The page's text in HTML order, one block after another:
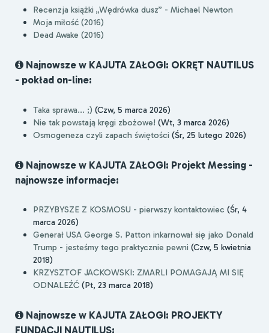
Recenzja książki „Wędrówka dusz” - Michael Newton
Moja miłość (2016)
Dead Awake (2016)
Najnowsze w KAJUTA ZAŁOGI: OKRĘT NAUTILUS
- pokład on-line:
Taka sprawa... ;) (Czw, 5 marca 2026)
Nie tak powstają kręgi zbożowe! (Wt, 3 marca 2026)
Osmogeneza czyli zapach świętości (Śr, 25 lutego 2026)
Najnowsze w KAJUTA ZAŁOGI: Projekt Messing -
najnowsze informacje:
PRZYBYSZE Z KOSMOSU - pierwszy kontaktowiec (Śr, 4
marca 2026)
Generał USA George S. Patton inkarnował się jako Donald
Trump - jesteśmy tego praktycznie pewni (Czw, 5 kwietnia
2018)
KRZYSZTOF JACKOWSKI: ZMARLI POMAGAJĄ MI SIĘ
ODNALEŹĆ (Pt, 23 marca 2018)
Najnowsze w KAJUTA ZAŁOGI: PROJEKTY
FUNDACJI NAUTILUS: